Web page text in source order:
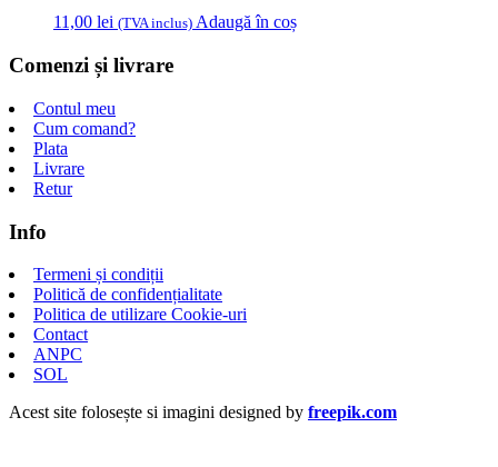
11,00 lei (TVA inclus) Adaugă în coș
Comenzi și livrare
Contul meu
Cum comand?
Plata
Livrare
Retur
Info
Termeni și condiții
Politică de confidențialitate
Politica de utilizare Cookie-uri
Contact
ANPC
SOL
Acest site folosește si imagini designed by freepik.com